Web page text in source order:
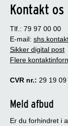
Kontakt os
Tlf.: 79 97 00 00
E-mail:
Sikker digital post
Flere
CVR nr.: 29 19 09
Meld afbud
Er du forhindret i